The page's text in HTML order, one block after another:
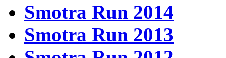
Smotra Run 2014
Smotra Run 2013